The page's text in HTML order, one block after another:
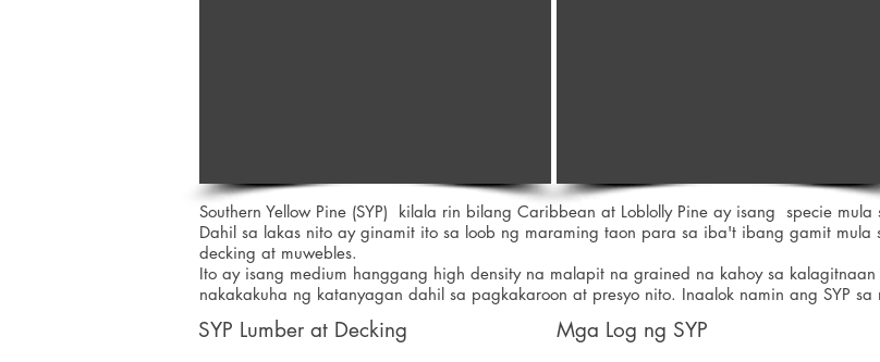
Southern Yellow Pine (SYP) kilala rin bilang Caribbean at Loblolly Pine ay isang specie mula
Dahil sa lakas nito ay ginamit ito sa loob ng maraming taon para sa iba't ibang gamit
decking at muwebles.
Ito ay isang medium hanggang high density na malapit na grained na kahoy sa
nakakakuha ng katanyagan dahil sa pagkakaroon at presyo nito. Inaalok namin ang SYP sa
SYP Lumber at Decking Mga Log ng SYP